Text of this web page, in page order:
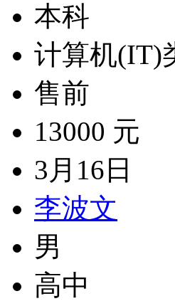
本科
计算机(IT)
售前
13000 元
3月16日
李波文
男
高中